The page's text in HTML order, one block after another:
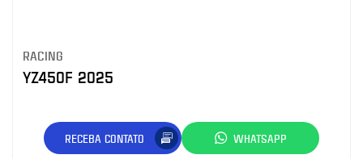
RACING
YZ450F 2025
RECEBA CONTATO WHATSAPP